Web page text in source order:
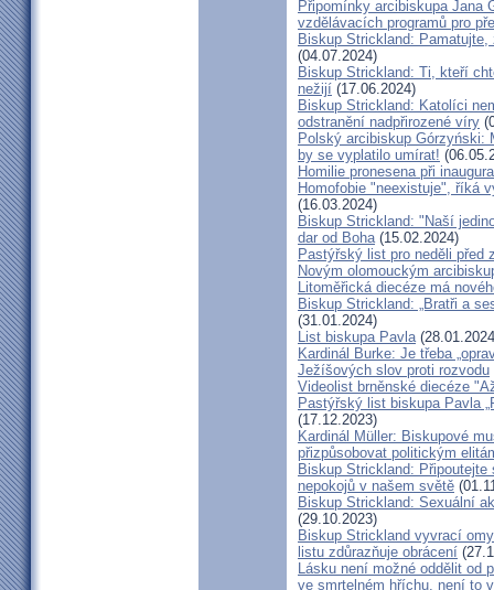
Připomínky arcibiskupa Jana
vzdělávacích programů pro
Biskup Strickland:
(04.07.2024)
Biskup Strickland: Ti, kteří
nežijí (17.06.2024)
Biskup Strickland: Katolíci
odstranění nadpřirozené víry
Polský arcibiskup Górzyński:
by se vyplatilo umírat!
Homilie pronesena při
Homofobie "neexistuje", říká
(16.03.2024)
Biskup Strickland: "Naší
dar od Boha(15.02.2024)
Pastýřský list pro neděli před
Novým olomouckým
Litoměřická diecéze má
Biskup Strickland: „Bratři a
(31.01.2024)
List biskupa Pavla
Kardinál Burke: Je třeba
Ježíšových slov proti rozvodu
Videolist brněnské diecéze
Pastýřský list biskupa Pavla
(17.12.2023)
Kardinál Müller: Biskupové
přizpůsobovat politickým
Biskup Strickland:
nepokojů v našem světě
Biskup Strickland: Sexuální
(29.10.2023)
Biskup Strickland vyvrací
listu zdůrazňuje obrácení
Lásku není možné oddělit od
ve smrtelném hříchu, není to